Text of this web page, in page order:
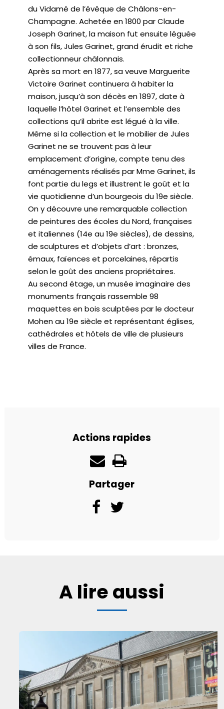
du Vidamé de l’évêque de Châlons-en-
Champagne. Achetée en 1800 par Claude
Joseph Garinet, la maison fut ensuite léguée
à son fils, Jules Garinet, grand érudit et riche
collectionneur châlonnais.
Après sa mort en 1877, sa veuve Marguerite
Victoire Garinet continuera à habiter la
maison, jusqu’à son décès en 1897, date à
laquelle l’hôtel Garinet et l’ensemble des
collections qu’il abrite est légué à la ville.
Même si la collection et le mobilier de Jules
Garinet ne se trouvent pas à leur
emplacement d’origine, compte tenu des
aménagements réalisés par Mme Garinet, ils
font partie du legs et illustrent le goût et la
vie quotidienne d’un bourgeois du 19e siècle.
On y découvre une remarquable collection
de peintures des écoles du Nord, françaises
et italiennes (14e au 19e siècles), de dessins,
de sculptures et d’objets d’art : bronzes,
émaux, faïences et porcelaines, répartis
selon le goût des anciens propriétaires.
Au second étage, un musée imaginaire des
monuments français rassemble 98
maquettes en bois sculptées par le docteur
Mohen au 19e siècle et représentant églises,
cathédrales et hôtels de ville de plusieurs
villes de France.
Actions rapides
Partager
A lire aussi